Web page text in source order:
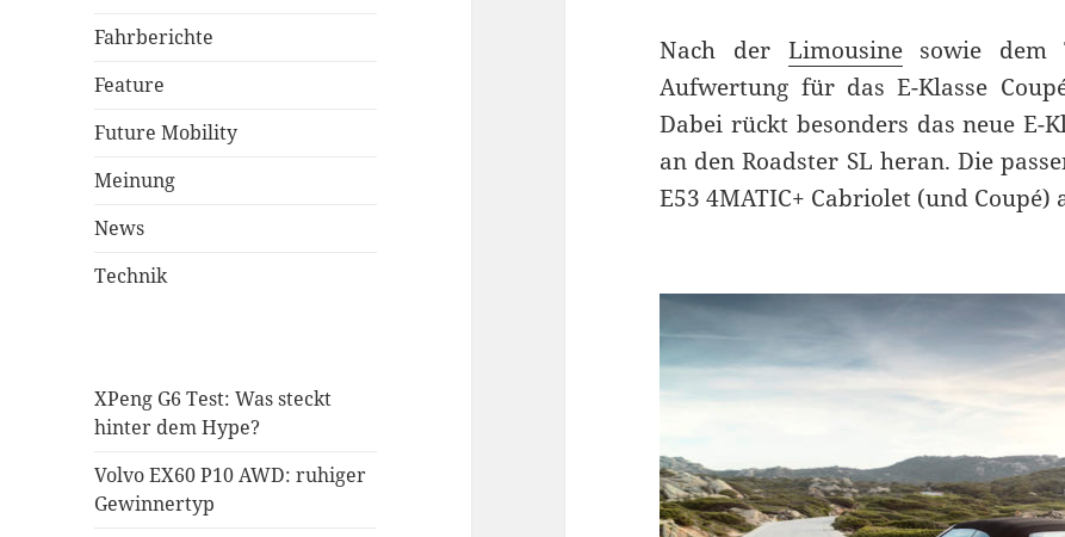
Fahrberichte
Feature
Future Mobility
Meinung
News
Technik
XPeng G6 Test: Was steckt
hinter dem Hype?
Volvo EX60 P10 AWD: ruhiger
Gewinnertyp
Nach der Limousinesowie dem
Aufwertung für das E-Klasse
Dabei rückt besonders das neue E-
an den Roadster SL heran. Die
E53 4MATIC+ Cabriolet (und